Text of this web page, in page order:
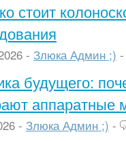
стоит
- Злюка Админ ;) -
будущего:
аппаратные
- Злюка Админ ;) -